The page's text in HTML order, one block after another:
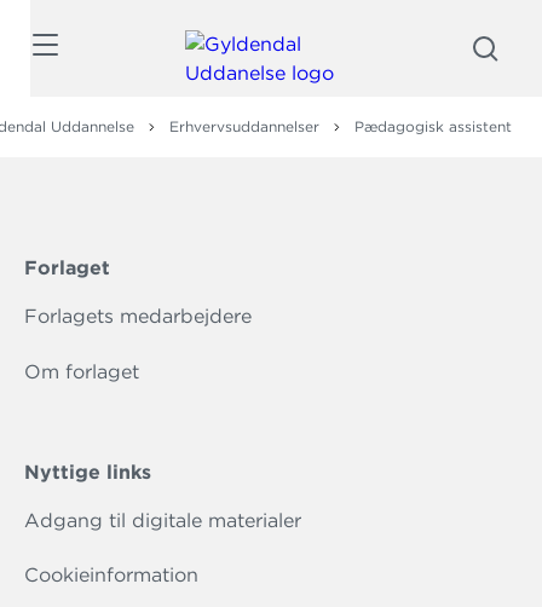
Uddannelse Erhvervsuddannelser Pædagogisk assistent
Forlaget
Forlagets medarbejdere
Om forlaget
Nyttige links
Adgang til digitale materialer
Cookieinformation